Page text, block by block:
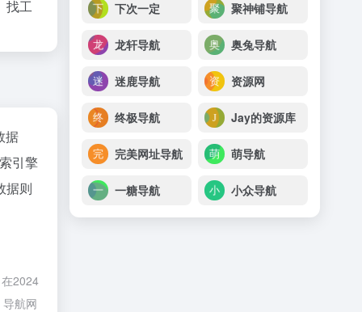
找工
据
引擎
据则
2024
航网
下次一定 聚神铺导航
龙轩导航 奥兔导航
迷鹿导航 资源网
终极导航 Jay的资源库
完美网址导航 萌导航
一糖导航 小众导航